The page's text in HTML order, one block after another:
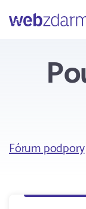
Webzdarma
Fórum podpory